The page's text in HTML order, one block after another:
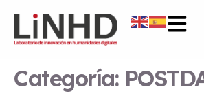
Categoría: